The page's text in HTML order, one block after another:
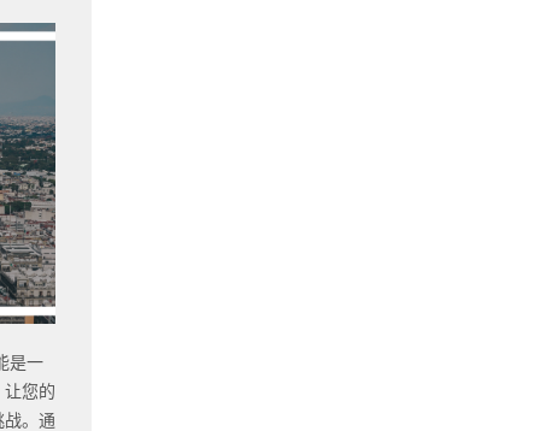
是一
您的
。通